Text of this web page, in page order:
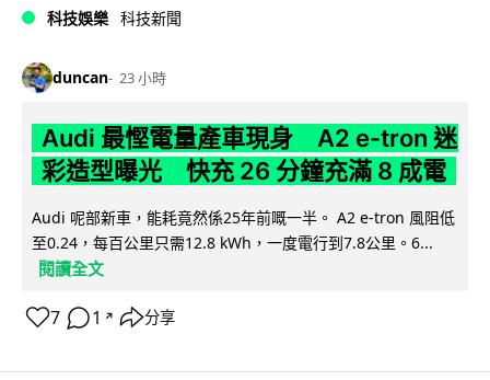
科技娛樂 科技新聞
duncan 23 小時
Audi 最慳電量產車現身 A2 e-tron 迷
彩造型曝光 快充 26 分鐘充滿 8 成電
Audi 呢部新車，能耗竟然係25年前嘅一半。 A2 e-tron 風阻低
至0.24，每百公里只需12.8 kWh，一度電行到7.8公里。6...
閱讀全文
7 1 ↗ 分享